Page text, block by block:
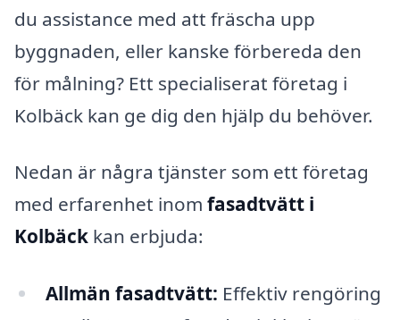
du assistance med att fräscha upp
byggnaden, eller kanske förbereda den
för målning? Ett specialiserat företag i
Kolbäck kan ge dig den hjälp du behöver.
Nedan är några tjänster som ett företag
med erfarenhet inom fasadtvätt i
Kolbäck kan erbjuda:
Allmän fasadtvätt: Effektiv rengöring